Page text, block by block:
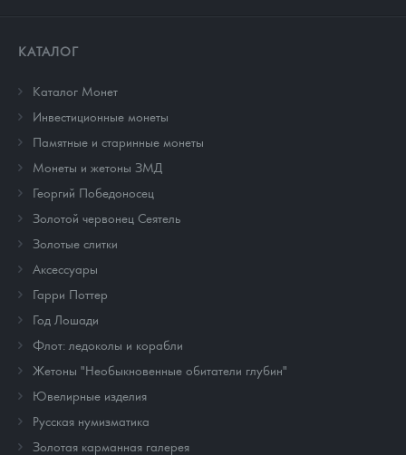
КАТАЛОГ
Каталог Монет
Инвестиционные монеты
Памятные и старинные монеты
Монеты и жетоны ЗМД
Георгий Победоносец
Золотой червонец Сеятель
Золотые слитки
Аксессуары
Гарри Поттер
Год Лошади
Флот: ледоколы и корабли
Жетоны "Необыкновенные обитатели глубин"
Ювелирные изделия
Русская нумизматика
Золотая карманная галерея